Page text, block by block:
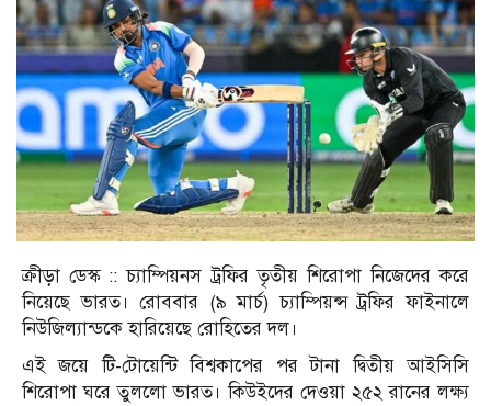
ক্রীড়া ডেস্ক :: চ্যাম্পিয়নস ট্রফির তৃতীয় শিরোপা নিজেদের করে
নিয়েছে ভারত। রোববার (৯ মার্চ) চ্যাম্পিয়ন্স ট্রফির ফাইনালে
নিউজিল্যান্ডকে হারিয়েছে রোহিতের দল।
এই জয়ে টি-টোয়েন্টি বিশ্বকাপের পর টানা দ্বিতীয় আইসিসি
শিরোপা ঘরে তুললো ভারত। কিউইদের দেওয়া ২৫২ রানের লক্ষ্য